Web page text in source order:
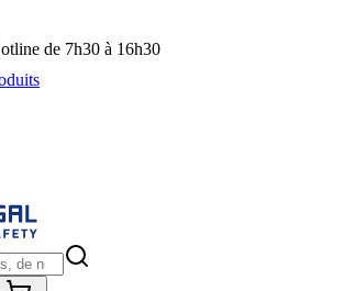
de 7h30 à 16h30